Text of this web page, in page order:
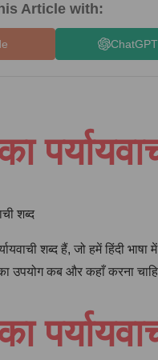
Article with:
ChatGPT
शब्द हैं, जो हमें हिंदी
का उपयोग कब और कहाँ करना